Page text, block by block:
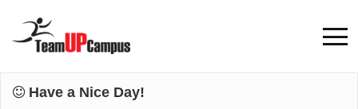
Have a Nice Day!